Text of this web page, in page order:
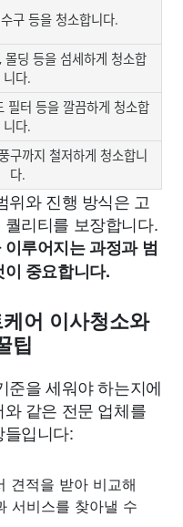
구 등을 청소합니다.
몰딩 등을 섬세하게 청소합
니다.
필터 등을 깔끔하게 청소합
니다.
구까지 철저하게 청소합니
다.
위와 진행 방식은 고
리티를 보장합니다.
루어지는 과정과 범
중요합니다.
어 이사청소와
팁
준을 세워야 하는지에
같은 전문 업체를
입니다:
견적을 받아 비교해
서비스를 찾아낼 수